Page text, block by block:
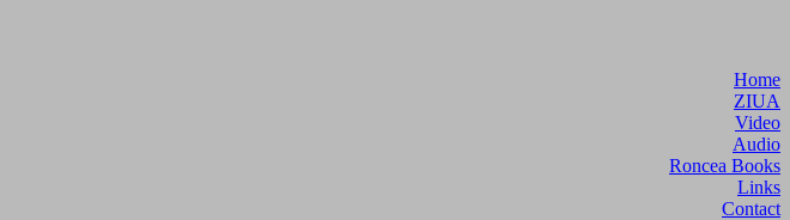
Home
ZIUA
Video
Audio
Roncea Books
Links
Contact